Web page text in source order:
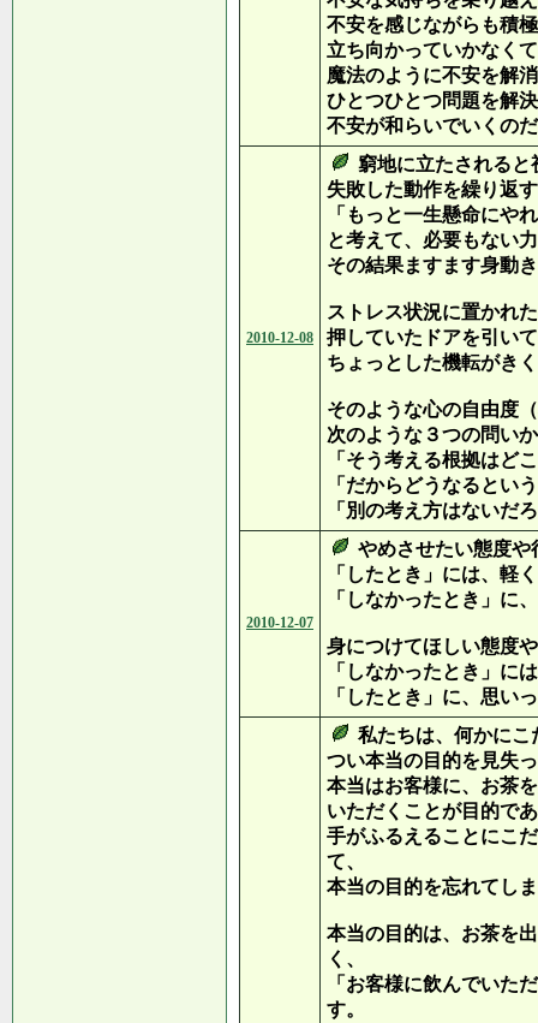
不安を感じながらも積
立ち向かっていかなく
魔法のように不安を解
ひとつひとつ問題を解
不安が和らいでいくの
2010-12-08
窮地に立たされると
失敗した動作を繰り返
「もっと一生懸命にや
と考えて、必要もない
その結果ますます身動
ストレス状況に置かれ
押していたドアを引い
ちょっとした機転がき
そのような心の自由度
次のような３つの問い
「そう考える根拠はど
「だからどうなるとい
「別の考え方はないだ
2010-12-07
やめさせたい態度や
「したとき」には、軽
「しなかったとき」に
身につけてほしい態度
「しなかったとき」に
「したとき」に、思い
私たちは、何かにこ
つい本当の目的を見失
本当はお客様に、お茶
いただくことが目的で
手がふるえることにこ
て、
本当の目的を忘れてし
本当の目的は、お茶を
く、
「お客様に飲んでいた
す。